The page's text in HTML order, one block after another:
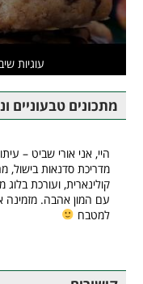
עוגיות
מתכונים טבעוניים
היי, אני אורי שביט –
מדריכת סדנאות בישול,
קולינארית, ועורכת בלוג
עם המון אהבה. מזמינה
למטבח